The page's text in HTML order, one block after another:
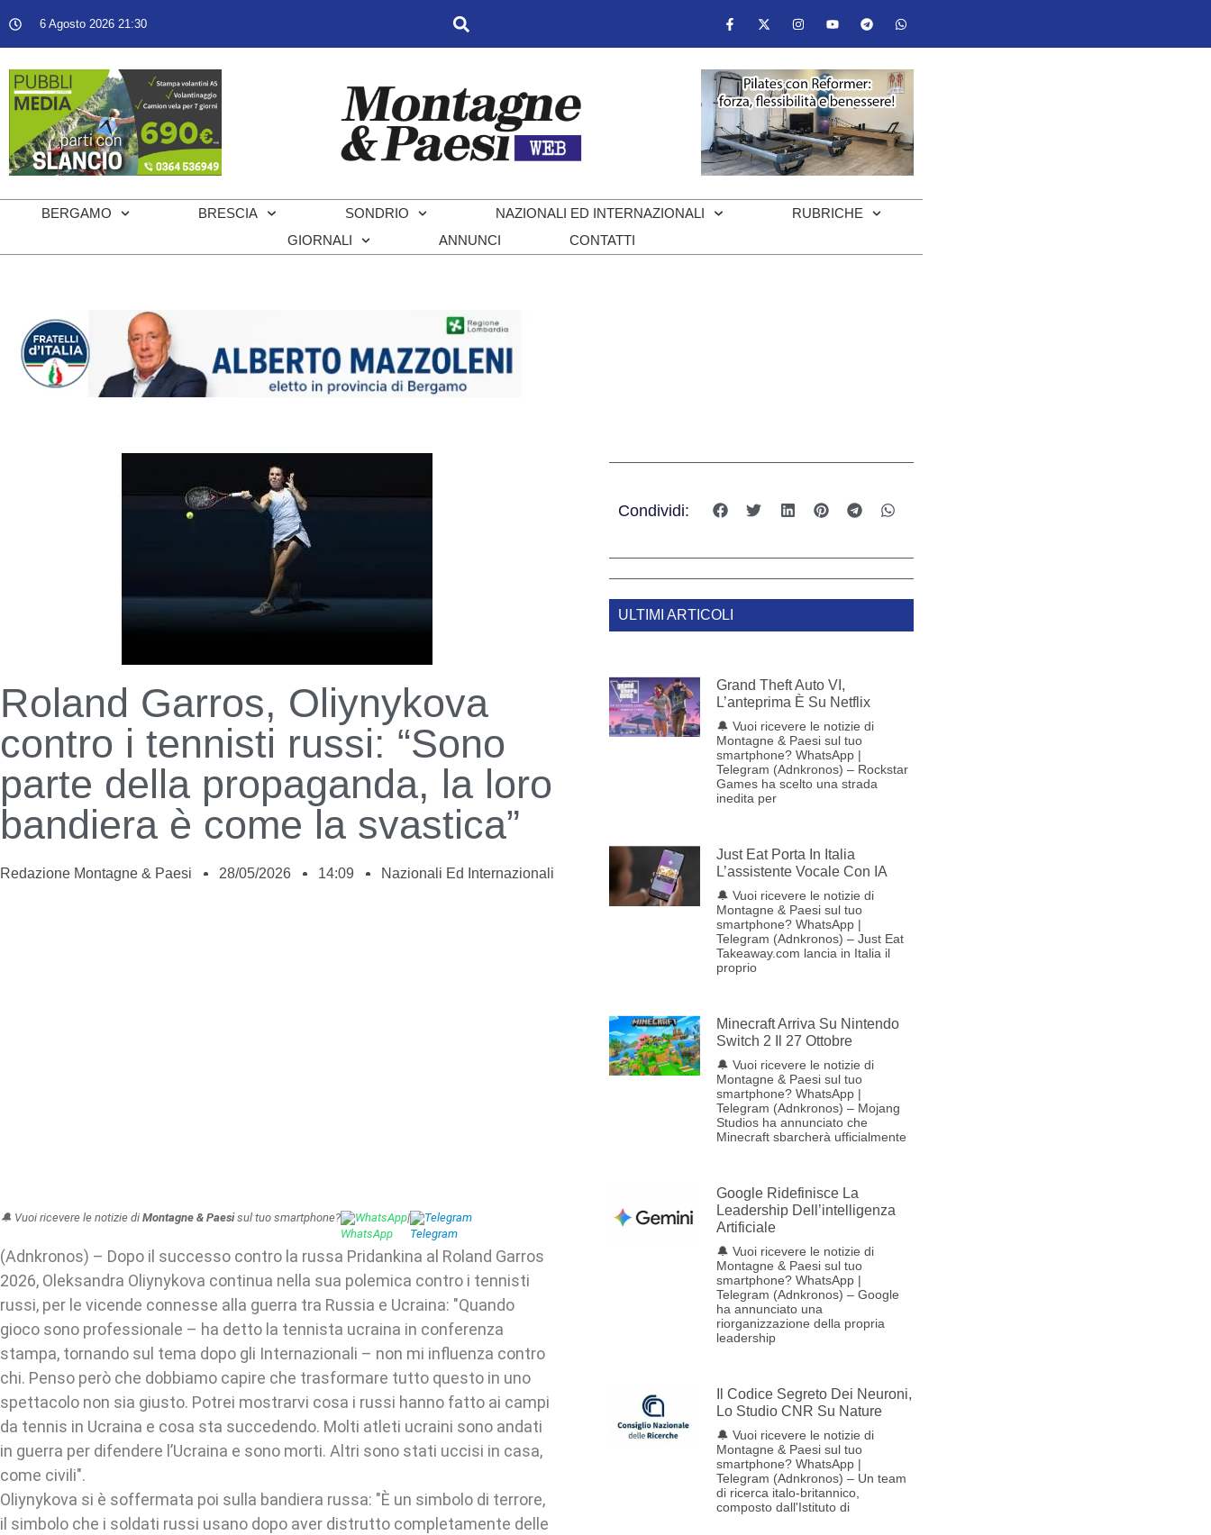
6 Agosto 2026 21:30
BERGAMO BRESCIA SONDRIO NAZIONALI ED INTERNAZIONALI
RUBRICHE
GIORNALI
ANNUNCI CONTATTI
Roland Garros, Oliynykova
contro i tennisti russi: “Sono
parte della propaganda, la loro
bandiera è come la svastica”
Redazione Montagne & Paesi 28/05/2026 14:09 Nazionali Ed Internazionali
🔔 Vuoi ricevere le notizie di Montagne & Paesisul tuo smartphone? WhatsApp| Telegram
(Adnkronos) – Dopo il successo contro la russa Pridankina al Roland Garros
2026, Oleksandra Oliynykova continua nella sua polemica contro i tennisti
russi, per le vicende connesse alla guerra tra Russia e Ucraina: "Quando
gioco sono professionale – ha detto la tennista ucraina in conferenza
stampa, tornando sul tema dopo gli Internazionali – non mi influenza contro
chi. Penso però che dobbiamo capire che trasformare tutto questo in uno
spettacolo non sia giusto. Potrei mostrarvi cosa i russi hanno fatto ai campi
da tennis in Ucraina e cosa sta succedendo. Molti atleti ucraini sono andati
in guerra per difendere l’Ucraina e sono morti. Altri sono stati uccisi in casa,
come civili".
Oliynykova si è soffermata poi sulla bandiera russa: "È un simbolo di terrore,
il simbolo che i soldati russi usano dopo aver distrutto completamente delle
Condividi:
ULTIMI ARTICOLI
Grand Theft Auto VI,
L’anteprima È Su Netflix
🔔 Vuoi ricevere le notizie di
Montagne & Paesi sul tuo
smartphone? WhatsApp |
Telegram (Adnkronos) – Rockstar
Games ha scelto una strada
inedita per
Just Eat Porta In Italia
L’assistente Vocale Con IA
🔔 Vuoi ricevere le notizie di
Montagne & Paesi sul tuo
smartphone? WhatsApp |
Telegram (Adnkronos) – Just Eat
Takeaway.com lancia in Italia il
proprio
Minecraft Arriva Su Nintendo
Switch 2 Il 27 Ottobre
🔔 Vuoi ricevere le notizie di
Montagne & Paesi sul tuo
smartphone? WhatsApp |
Telegram (Adnkronos) – Mojang
Studios ha annunciato che
Minecraft sbarcherà ufficialmente
Google Ridefinisce La
Leadership Dell’intelligenza
Artificiale
🔔 Vuoi ricevere le notizie di
Montagne & Paesi sul tuo
smartphone? WhatsApp |
Telegram (Adnkronos) – Google
ha annunciato una
riorganizzazione della propria
leadership
Il Codice Segreto Dei Neuroni,
Lo Studio CNR Su Nature
🔔 Vuoi ricevere le notizie di
Montagne & Paesi sul tuo
smartphone? WhatsApp |
Telegram (Adnkronos) – Un team
di ricerca italo-britannico,
composto dall'Istituto di